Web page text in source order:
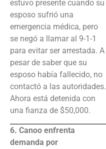
estuvo presente cuando su
esposo sufrió una
emergencia médica, pero
se negó a llamar al 9-1-1
para evitar ser arrestada. A
pesar de saber que su
esposo había fallecido, no
contactó a las autoridades.
Ahora está detenida con
una fianza de $50,000.
6. Canoo enfrenta
demanda por